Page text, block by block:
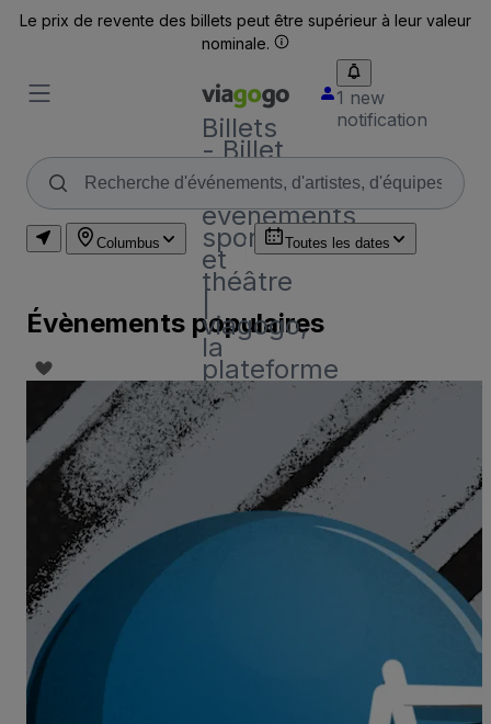
Le prix de revente des billets peut être supérieur à leur valeur
nominale.
Billets
- Billet
pour
concerts,
événements
sportifs
et
théâtre
viagogo,
la
plateforme
d'achat
et de
vente
billets
1 new
notification
Columbus Toutes les dates
Évènements populaires